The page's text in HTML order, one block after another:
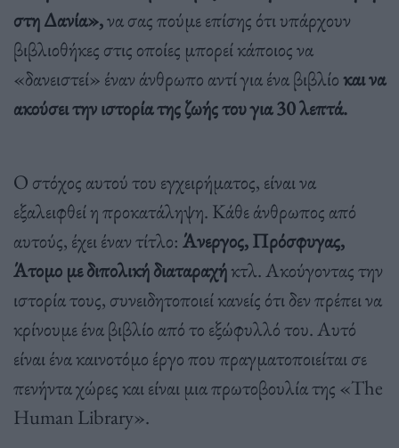
στη Δανία»,να σας πούμε επίσης ότι υπάρχουν
βιβλιοθήκες στις οποίες μπορεί κάποιος να
«δανειστεί» έναν άνθρωπο αντί για ένα βιβλίοκαι να
ακούσει την ιστορία της ζωής του για 30 λεπτά.
Ο στόχος αυτού του εγχειρήματος, είναι να
εξαλειφθεί η προκατάληψη. Κάθε άνθρωπος από
αυτούς, έχει έναν τίτλο: Άνεργος, Πρόσφυγας,
Άτομο με διπολική διαταραχήκτλ. Ακούγοντας την
ιστορία τους, συνειδητοποιεί κανείς ότι δεν πρέπει να
κρίνουμε ένα βιβλίο από το εξώφυλλό του. Αυτό
είναι ένα καινοτόμο έργο που πραγματοποιείται σε
πενήντα χώρες και είναι μια πρωτοβουλία της «The
Human Library».